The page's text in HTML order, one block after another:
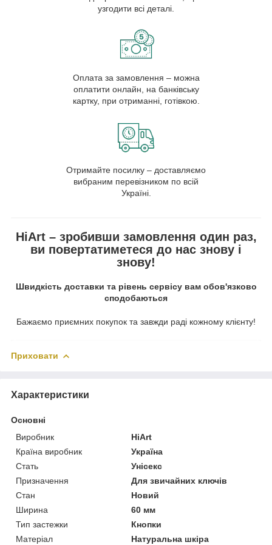
узгодити всі деталі.
Оплата за замовлення – можна
оплатити онлайн, на банківську
картку, при отриманні, готівкою.
Отримайте посилку – доставляємо
вибраним перевізником по всій
Україні.
HiArt – зробивши замовлення один раз,
ви повертатиметеся до нас знову і
знову!
Швидкість доставки та рівень сервісу вам обов'язково
сподобаються
Бажаємо приємних покупок та завжди раді кожному клієнту!
Приховати
Характеристики
Основні
Виробник
HiArt
Країна виробник
Україна
Стать
Унісекс
Призначення
Для звичайних ключів
Стан
Новий
Ширина
60 мм
Тип застежки
Кнопки
Матеріал
Натуральна шкіра